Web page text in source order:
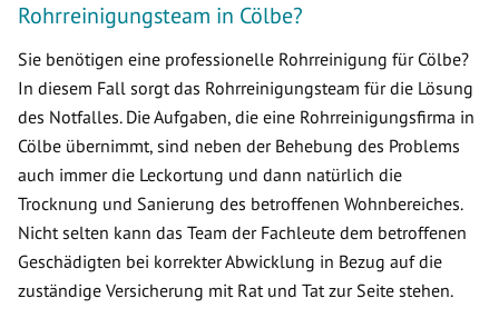
Rohrreinigungsteam in Cölbe?
Sie benötigen eine professionelle Rohrreinigung für Cölbe?
In diesem Fall sorgt das Rohrreinigungsteam für die Lösung
des Notfalles. Die Aufgaben, die eine Rohrreinigungsfirma in
Cölbe übernimmt, sind neben der Behebung des Problems
auch immer die Leckortung und dann natürlich die
Trocknung und Sanierung des betroffenen Wohnbereiches.
Nicht selten kann das Team der Fachleute dem betroffenen
Geschädigten bei korrekter Abwicklung in Bezug auf die
zuständige Versicherung mit Rat und Tat zur Seite stehen.